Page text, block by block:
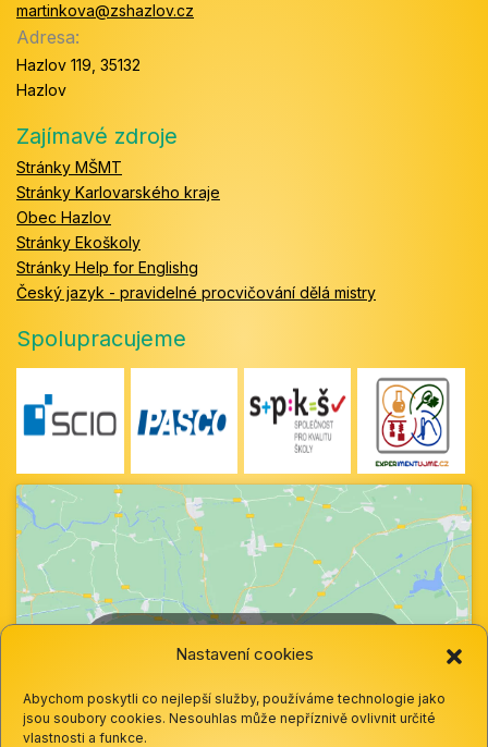
Nastavení cookies
Abychom poskytli co nejlepší služby, používáme technologie jako
jsou soubory cookies. Nesouhlas může nepříznivě ovlivnit určité
vlastnosti a funkce.
martinkova@zshazlov.cz
Adresa:
Hazlov 119, 35132
Hazlov
Zajímavé zdroje
Stránky MŠMT
Stránky Karlovarského kraje
Obec Hazlov
Stránky Ekoškoly
Stránky Help for Englishg
Český jazyk - pravidelné procvičování dělá mistry
Spolupracujeme
cookie a povolte tento obsah